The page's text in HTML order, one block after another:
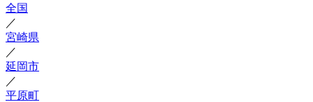
全国
／
宮崎県
／
延岡市
／
平原町